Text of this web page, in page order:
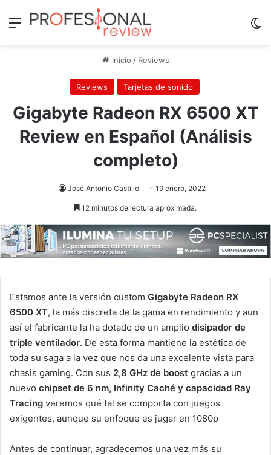
Menú
Inicio / Reviews
Reviews Tarjetas de sonido
Gigabyte Radeon RX 6500 XT
Review en Español (Análisis
completo)
José Antonio Castillo 19 enero, 2022
12 minutos de lectura aproximada.
Estamos ante la versión custom Gigabyte Radeon RX
6500 XT, la más discreta de la gama en rendimiento y aun
así el fabricante la ha dotado de un amplio disipador de
triple ventilador. De esta forma mantiene la estética de
toda su saga a la vez que nos da una excelente vista para
chasis gaming. Con sus 2,8 GHz de boost gracias a un
nuevo chipset de 6 nm, Infinity Caché y capacidad Ray
Tracing veremos qué tal se comporta con juegos
exigentes, aunque su enfoque es jugar en 1080p
Antes de continuar, agradecemos una vez más su